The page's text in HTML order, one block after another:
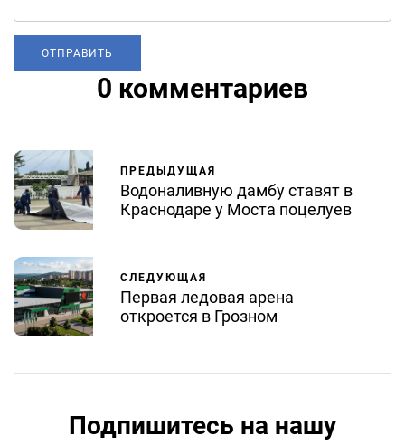
0 комментариев
ПРЕДЫДУЩАЯ
Водоналивную дамбу ставят в
Краснодаре у Моста поцелуев
СЛЕДУЮЩАЯ
Первая ледовая арена
откроется в Грозном
Подпишитесь на нашу